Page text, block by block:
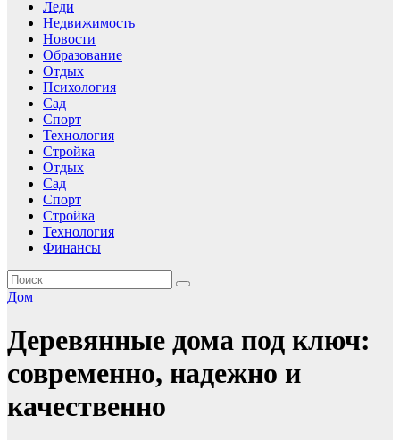
Леди
Недвижимость
Новости
Образование
Отдых
Психология
Сад
Спорт
Технология
Стройка
Отдых
Сад
Спорт
Стройка
Технология
Финансы
Дом
Деревянные дома под ключ:
современно, надежно и
качественно